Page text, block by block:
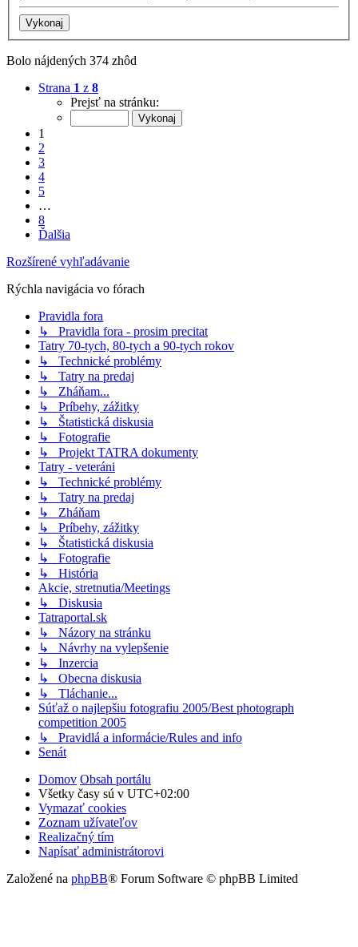
Bolo nájdených 374 zhôd
Strana 1 z 8
Prejsť na stránku:
1
2
3
4
5
…
8
Ďalšia
Rozšírené vyhľadávanie
Rýchla navigácia vo fórach
Pravidla fora
↳ Pravidla fora - prosim precitat
Tatry 70-tych, 80-tych a 90-tych rokov
↳ Technické problémy
↳ Tatry na predaj
↳ Zháňam...
↳ Príbehy, zážitky
↳ Štatistická diskusia
↳ Fotografie
↳ Projekt TATRA dokumenty
Tatry - veteráni
↳ Technické problémy
↳ Tatry na predaj
↳ Zháňam
↳ Príbehy, zážitky
↳ Štatistická diskusia
↳ Fotografie
↳ História
Akcie, stretnutia/Meetings
↳ Diskusia
Tatraportal.sk
↳ Názory na stránku
↳ Návrhy na vylepšenie
↳ Inzercia
↳ Obecna diskusia
↳ Tláchanie...
Súťaž o najlepšiu fotografiu 2005/Best photograph
competition 2005
↳ Pravidlá a informácie/Rules and info
Senát
Domov Obsah portálu
Všetky časy sú v UTC+02:00
Vymazať cookies
Zoznam užívateľov
Realizačný tím
Napísať administrátorovi
Založené na phpBB® Forum Software © phpBB Limited